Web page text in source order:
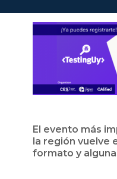
El evento más
la región vuelve
formato y